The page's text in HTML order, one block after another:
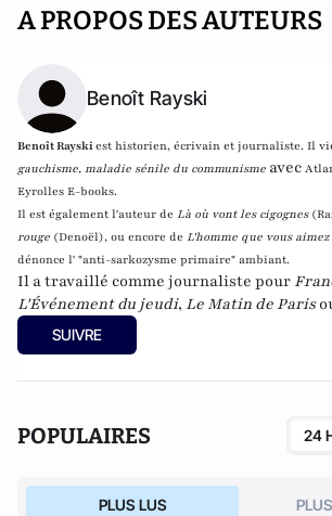
A PROPOS DES AUTEURS
Benoît Rayski
Benoît Rayskiest historien, écrivain et journaliste. Il
gauchisme, maladie sénile du communisme avec
Eyrolles E-books.
Il est également l'auteur de Là où vont les cigognes
rouge (Denoël), ou encore de L'homme que vous
dénonce l' "anti-sarkozysme primaire" ambiant.
Il a travaillé comme journaliste pour
L'Événement du jeudi, Le Matin de Paris
SUIVRE
POPULAIRES 24
PLUS LUS